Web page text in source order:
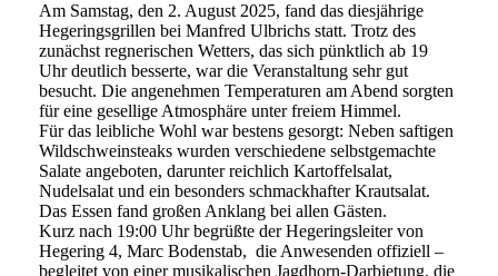
Am Samstag, den 2. August 2025, fand das diesjährige
Hegeringsgrillen bei Manfred Ulbrichs statt. Trotz des
zunächst regnerischen Wetters, das sich pünktlich ab 19
Uhr deutlich besserte, war die Veranstaltung sehr gut
besucht. Die angenehmen Temperaturen am Abend sorgten
für eine gesellige Atmosphäre unter freiem Himmel.
Für das leibliche Wohl war bestens gesorgt: Neben saftigen
Wildschweinsteaks wurden verschiedene selbstgemachte
Salate angeboten, darunter reichlich Kartoffelsalat,
Nudelsalat und ein besonders schmackhafter Krautsalat.
Das Essen fand großen Anklang bei allen Gästen.
Kurz nach 19:00 Uhr begrüßte der Hegeringsleiter von
Hegering 4, Marc Bodenstab, die Anwesenden offiziell –
begleitet von einer musikalischen Jagdhorn-Darbietung, die